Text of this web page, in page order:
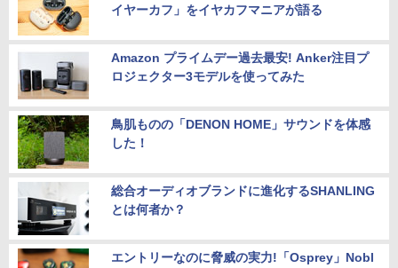
イヤーカフ」をイヤカフマニアが語る
Amazon プライムデー過去最安! Anker注目プ
ロジェクター3モデルを使ってみた
鳥肌ものの「DENON HOME」サウンドを体感
した！
総合オーディオブランドに進化するSHANLING
とは何者か？
エントリーなのに脅威の実力!「Osprey」Nobl